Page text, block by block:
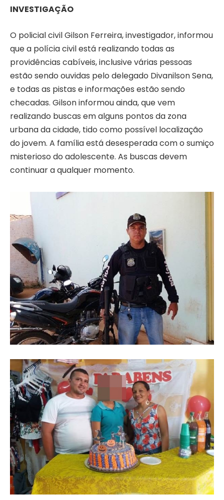
INVESTIGAÇÃO
O policial civil Gilson Ferreira, investigador, informou
que a polícia civil está realizando todas as
providências cabíveis, inclusive várias pessoas
estão sendo ouvidas pelo delegado Divanilson Sena,
e todas as pistas e informações estão sendo
checadas. Gilson informou ainda, que vem
realizando buscas em alguns pontos da zona
urbana da cidade, tido como possível localização
do jovem. A família está desesperada com o sumiço
misterioso do adolescente. As buscas devem
continuar a qualquer momento.